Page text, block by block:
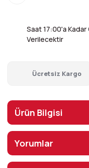
Saat 17:00'a Kadar
Verilecektir
Ücretsiz Kargo
Ürün Bilgisi
Yorumlar